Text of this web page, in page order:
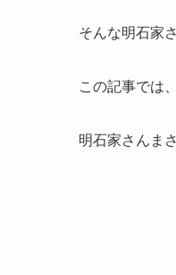
そんな明石家
この記事では
明石家さんま